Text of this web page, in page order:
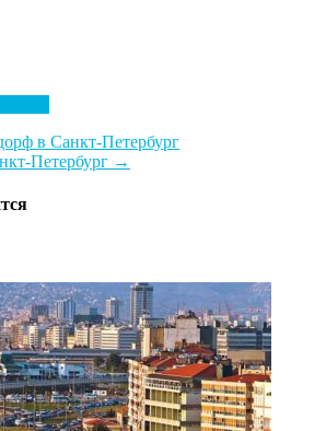
в Санкт-Петербург
Петербург →